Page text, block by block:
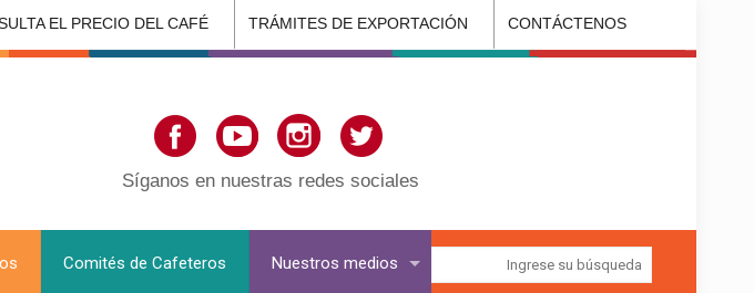
EL PRECIO DEL CAFÉ TRÁMITES DE EXPORTACIÓN CONTÁCTENOS
Comités de Cafeteros Nuestros medios
Síganos en nuestras redes sociales